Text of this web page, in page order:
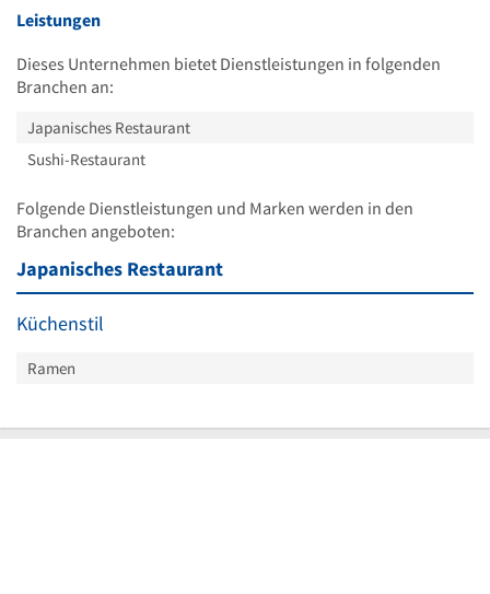
Leistungen
Dieses Unternehmen bietet Dienstleistungen in folgenden
Branchen an:
Japanisches Restaurant
Sushi-Restaurant
Folgende Dienstleistungen und Marken werden in den
Branchen angeboten:
Japanisches Restaurant
Küchenstil
Ramen